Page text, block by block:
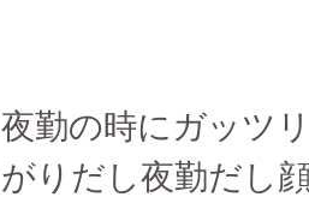
夜勤の時にガッツ
がりだし夜勤だし